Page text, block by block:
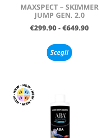
MAXSPECT – SKIMMER
JUMP GEN. 2.0
€299.90 - €649.90
Scegli